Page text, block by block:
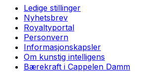
Ledige stillinger
Nyhetsbrev
Royaltyportal
Personvern
Informasjonskapsler
Om kunstig intelligens
Bærekraft i Cappelen Damm